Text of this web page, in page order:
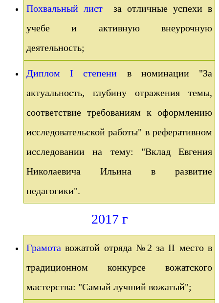
Похвальный лист
за отличные успехи в
учебе и активную внеурочную
деятельность;
Диплом I степени в номинации "За
актуальность, глубину отражения темы,
соответствие требованиям к оформлению
исследовательской работы" в реферативном
исследовании на тему: "Вклад Евгения
Николаевича Ильина в развитие
педагогики".
2017 г
Грамотавожатой отряда №2 за II место в
традиционном конкурсе вожатского
мастерства: "Самый лучший вожатый";